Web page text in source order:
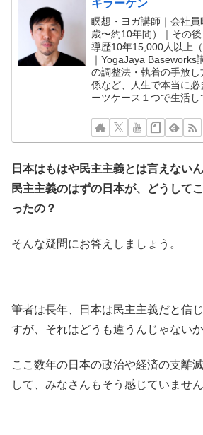
キラーケン
瞑想・ヨガ講師｜会社
歳〜約10年間）｜その
導歴10年15,000人以上（
｜YogaJaya Baseworks
の調整法・執着の手放
係など、人生で本当に
ーツケース１つで生活し
日本はもはや民主主義とは言えない
民主主義のはずの日本が、どうして
ったの？
そんな疑問にお答えしましょう。
筆者は長年、日本は民主主義だと信
すが、それはどうも違うんじゃない
ここ数年の日本の政治や経済の支離
して、みなさんもそう感じていませ